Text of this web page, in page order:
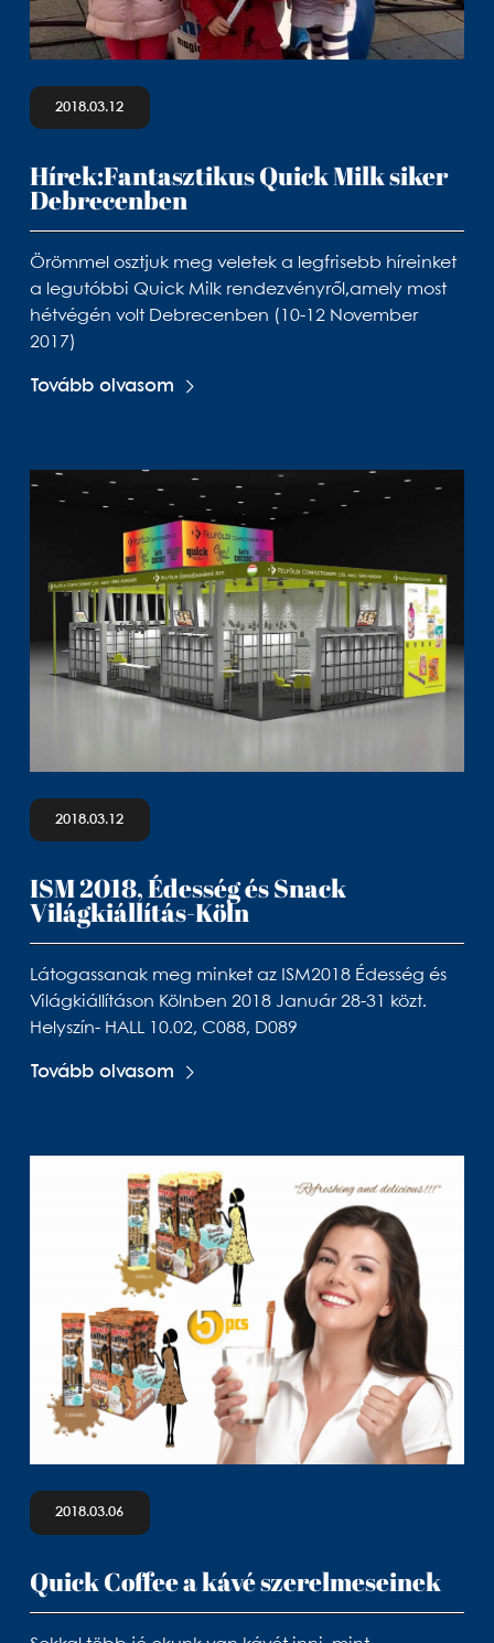
2018.03.12
Hírek:Fantasztikus Quick Milk siker
Debrecenben
Örömmel osztjuk meg veletek a legfrisebb híreinket
a legutóbbi Quick Milk rendezvényről,amely most
hétvégén volt Debrecenben (10-12 November
2017)
Tovább olvasom
2018.03.12
ISM 2018, Édesség és Snack
Világkiállítás-Köln
Látogassanak meg minket az ISM2018 Édesség és
Világkiállításon Kölnben 2018 Január 28-31 közt.
Helyszín- HALL 10.02, C088, D089
Tovább olvasom
2018.03.06
Quick Coffee a kávé szerelmeseinek